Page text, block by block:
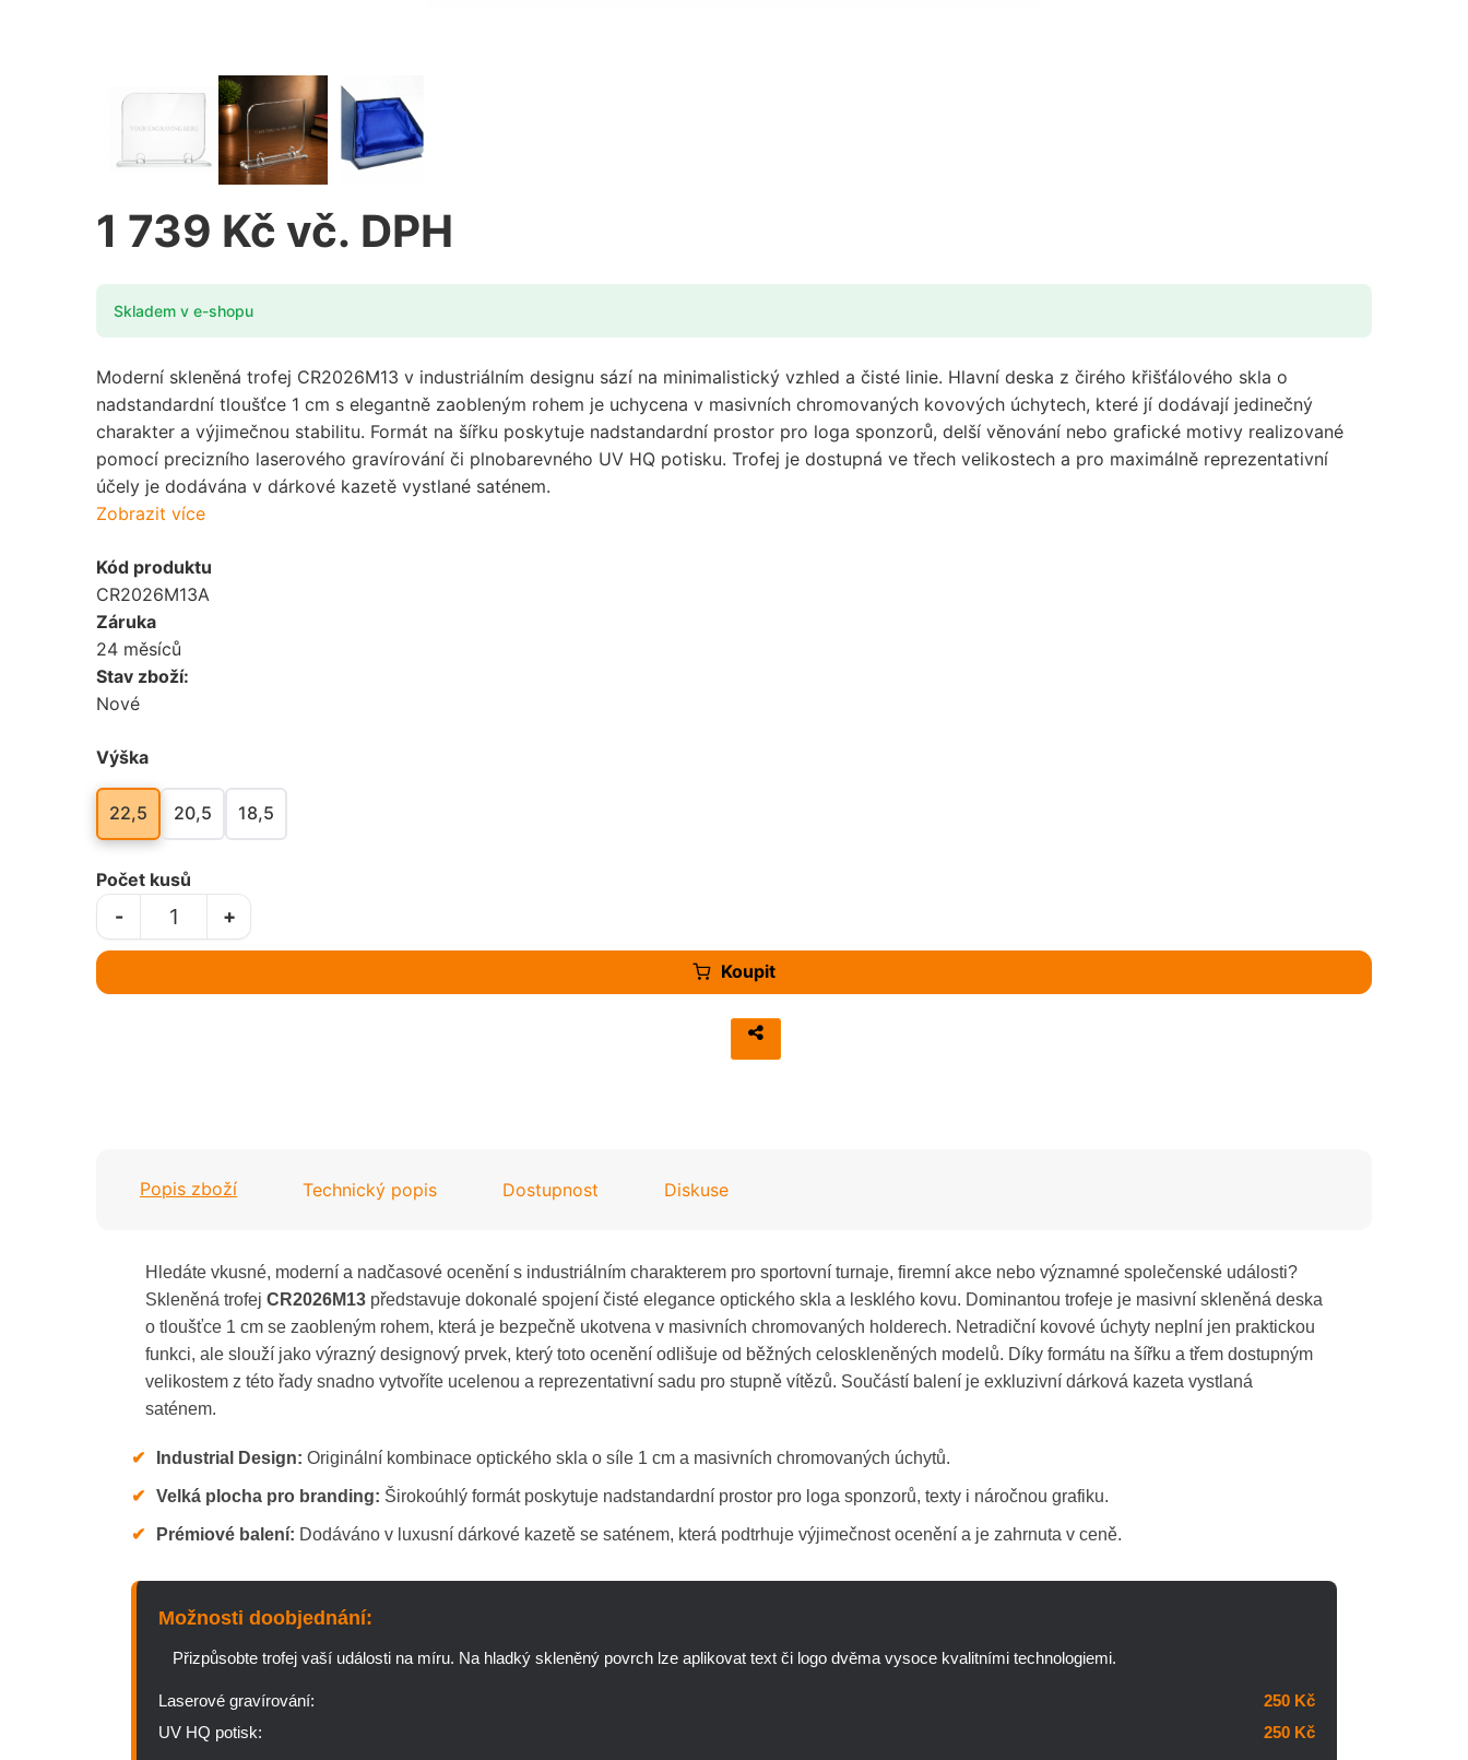
1 739 Kč vč. DPH
Skladem v e-shopu
Moderní skleněná trofej CR2026M13 v industriálním designu sází na minimalistický vzhled a čisté linie. Hlavní deska z čirého křišťálového skla o
nadstandardní tloušťce 1 cm s elegantně zaobleným rohem je uchycena v masivních chromovaných kovových úchytech, které jí dodávají jedinečný
charakter a výjimečnou stabilitu. Formát na šířku poskytuje nadstandardní prostor pro loga sponzorů, delší věnování nebo grafické motivy realizované
pomocí precizního laserového gravírování či plnobarevného UV HQ potisku. Trofej je dostupná ve třech velikostech a pro maximálně reprezentativní
účely je dodávána v dárkové kazetě vystlané saténem.
Zobrazit více
Kód produktu
CR2026M13A
Záruka
24 měsíců
Stav zboží:
Nové
Výška
22,5 20,5 18,5
Koupit
Počet kusů
+
-
Popis zboží Technický popis Dostupnost Diskuse
Hledáte vkusné, moderní a nadčasové ocenění s industriálním charakterem pro sportovní turnaje, firemní akce nebo významné společenské události?
Skleněná trofej CR2026M13představuje dokonalé spojení čisté elegance optického skla a lesklého kovu. Dominantou trofeje je masivní skleněná deska
o tloušťce 1 cm se zaobleným rohem, která je bezpečně ukotvena v masivních chromovaných holderech. Netradiční kovové úchyty neplní jen praktickou
funkci, ale slouží jako výrazný designový prvek, který toto ocenění odlišuje od běžných celoskleněných modelů. Díky formátu na šířku a třem dostupným
velikostem z této řady snadno vytvoříte ucelenou a reprezentativní sadu pro stupně vítězů. Součástí balení je exkluzivní dárková kazeta vystlaná
saténem.
✔ Industrial Design: Originální kombinace optického skla o síle 1 cm a masivních chromovaných úchytů.
✔ Velká plocha pro branding: Širokoúhlý formát poskytuje nadstandardní prostor pro loga sponzorů, texty i náročnou grafiku.
✔ Prémiové balení: Dodáváno v luxusní dárkové kazetě se saténem, která podtrhuje výjimečnost ocenění a je zahrnuta v ceně.
Možnosti doobjednání:
Přizpůsobte trofej vaší události na míru. Na hladký skleněný povrch lze aplikovat text či logo dvěma vysoce kvalitními technologiemi.
Laserové gravírování:
250 Kč
UV HQ potisk:
250 Kč